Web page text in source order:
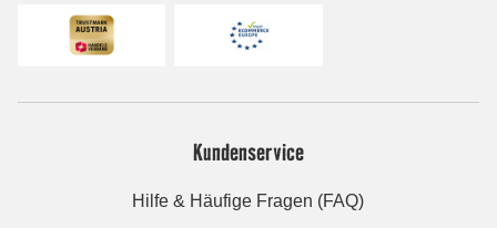
Kundenservice
Hilfe & Häufige Fragen (FAQ)